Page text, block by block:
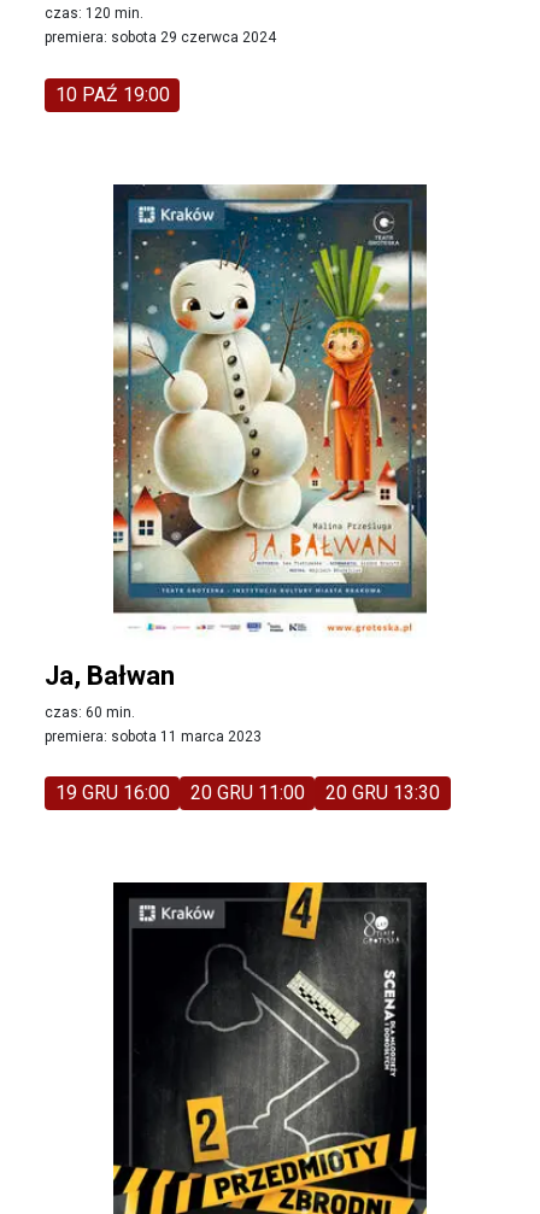
czas: 120 min.
premiera: sobota 29 czerwca 2024
10 PAŹ 19:00
Ja, Bałwan
czas: 60 min.
premiera: sobota 11 marca 2023
19 GRU 16:00 20 GRU 11:00 20 GRU 13:30